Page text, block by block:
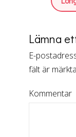
Lämna
E-
fält är märkta
Kommentar